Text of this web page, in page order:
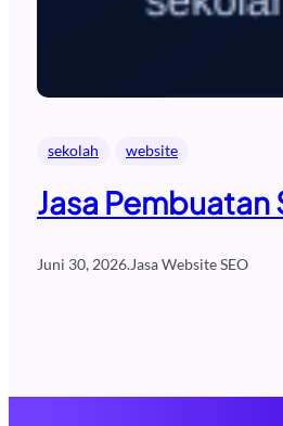
sekolah website
Jasa Pembuatan
Juni 30, 2026.Jasa Website SEO